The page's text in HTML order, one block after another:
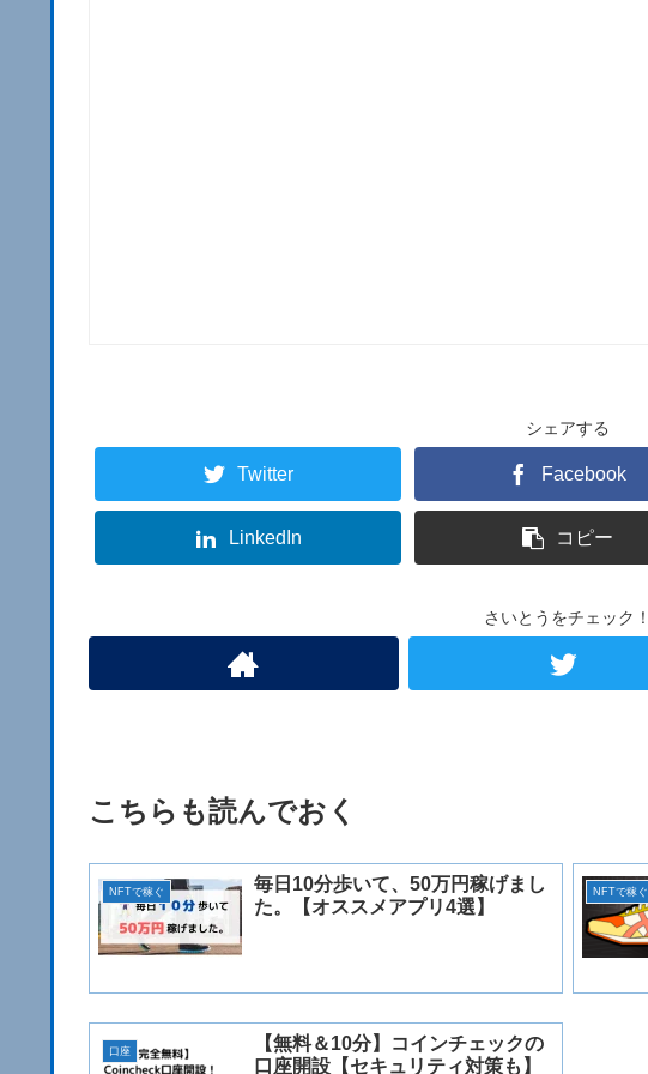
シェアする
Twitter Facebook
LinkedIn コピー
さいとうをチェック！
こちらも読んでおく
NFTで稼ぐ
毎日10分歩いて、50万円稼げまし
た。【オススメアプリ4選】
NFTで稼ぐ
口座
【無料＆10分】コインチェックの
口座開設【セキュリティ対策も】